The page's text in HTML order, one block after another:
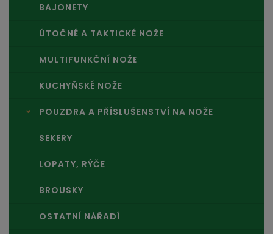
BAJONETY
ÚTOČNÉ A TAKTICKÉ NOŽE
MULTIFUNKČNÍ NOŽE
KUCHYŇSKÉ NOŽE
POUZDRA A PŘÍSLUŠENSTVÍ NA NOŽE
SEKERY
LOPATY, RÝČE
BROUSKY
OSTATNÍ NÁŘADÍ